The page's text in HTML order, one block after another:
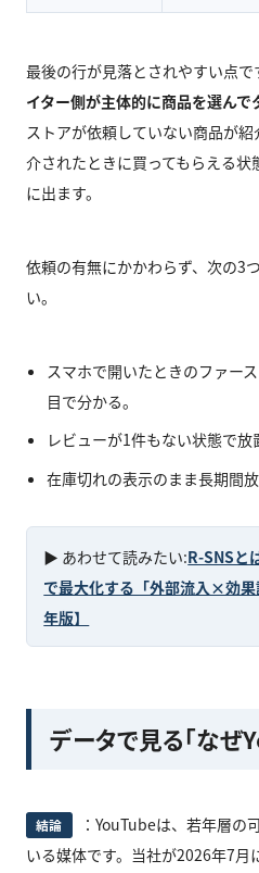
最後の行が見落とされやすい点
イター側が主体的に商品を選ん
ストアが依頼していない商品が
介されたときに買ってもらえる
に出ます。
依頼の有無にかかわらず、次の3
い。
スマホで開いたときのファー
目で分かる。
レビューが1件もない状態で放
在庫切れの表示のまま長期間
▶ あわせて読みたい:R-SNSと
で最大化する「外部流入×効
年版】
データで見る「なぜ
結論
：YouTubeは、若年層の
いる媒体です。当社が2026年7月